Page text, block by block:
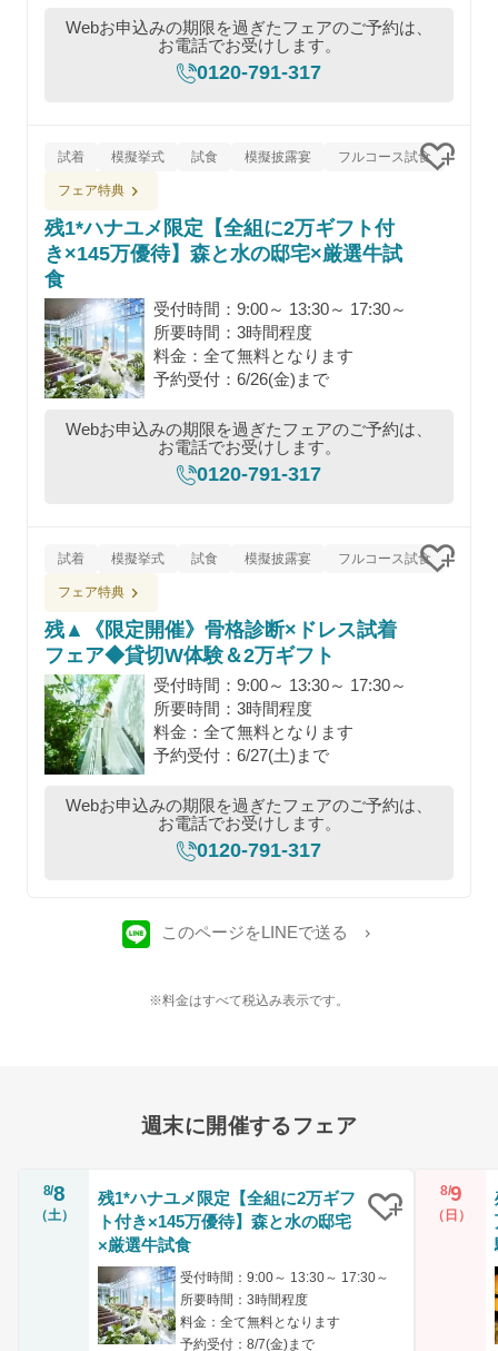
Webお申込みの期限を過ぎたフェアのご予約は、
お電話でお受けします。
0120-791-317
試着 模擬挙式 試食 模擬披露宴 フルコース試食
フェア特典
残1*ハナユメ限定【全組に2万ギフト付
き×145万優待】森と水の邸宅×厳選牛試
食
受付時間：9:00～ 13:30～ 17:30～
所要時間：3時間程度
料金：全て無料となります
予約受付：6/26(金)まで
Webお申込みの期限を過ぎたフェアのご予約は、
お電話でお受けします。
0120-791-317
試着 模擬挙式 試食 模擬披露宴 フルコース試食
フェア特典
残▲《限定開催》骨格診断×ドレス試着
フェア◆貸切W体験＆2万ギフト
受付時間：9:00～ 13:30～ 17:30～
所要時間：3時間程度
料金：全て無料となります
予約受付：6/27(土)まで
Webお申込みの期限を過ぎたフェアのご予約は、
お電話でお受けします。
0120-791-317
このページをLINEで送る
※料金はすべて税込み表示です。
週末に開催するフェア
8/8
（土）
残1*ハナユメ限定【全組に2万ギフ
ト付き×145万優待】森と水の邸宅
×厳選牛試食
受付時間：9:00～ 13:30～ 17:30～
所要時間：3時間程度
料金：全て無料となります
予約受付：8/7(金)まで
8/9
（日）